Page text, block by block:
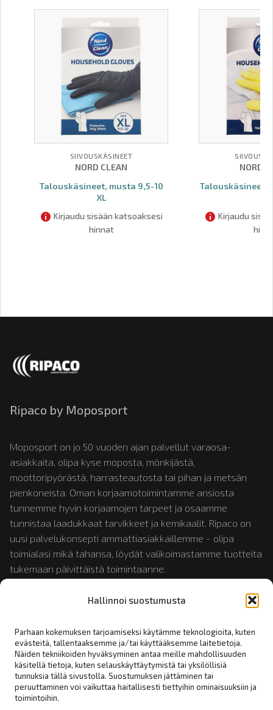
Hallinnoi suostumusta
Parhaan kokemuksen tarjoamiseksi käytämme teknologioita, kuten
evästeitä, tallentaaksemme ja/tai käyttääksemme laitetietoja.
Näiden tekniikoiden hyväksyminen antaa meille mahdollisuuden
käsitellä tietoja, kuten selauskäyttäytymistä tai yksilöllisiä
tunnuksia tällä sivustolla. Suostumuksen jättäminen tai
peruuttaminen voi vaikuttaa haitallisesti tiettyihin ominaisuuksiin ja
toimintoihin.
SIIVOUSKÄSINEET
NORD CLEAN
Talouskäsineet, musta 9,5-10
XL
Kirjaudu sisään katsoaksesi
hinnat
NORD
Talouskäsineet,
Kirjaudu
Ripaco by Moposport
Moposport on jo 50 vuoden ajan palvellut varaosa-
asiakkaita, olipa kyse moposta, mönkijästä,
moottoripyörästä, harrasteautosta tai pihan ja metsän
pienkoneista. Oman korjaamotoimintamme ansiosta
tunnemme hyvin korjaamojen tarpeet ja osaamme
tunnistaa laadukkaat tarvikkeet ja kemikaalit. Ripaco on
uusi palvelukonsepti ammattiasiakkaillemme - olipa
toimialasi mikä tahansa, löydät valikoimastamme tuotteita
tukemaan päivittäistä toimintaanne.
mopotukku.fijamoposport.fi
Linkit:
Yhteystiedot